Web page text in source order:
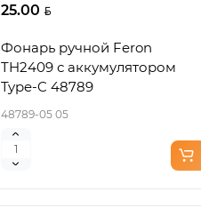
25.00
Фонарь ручной Feron
TH2409 с аккумулятором
Type-C 48789
48789-05 05